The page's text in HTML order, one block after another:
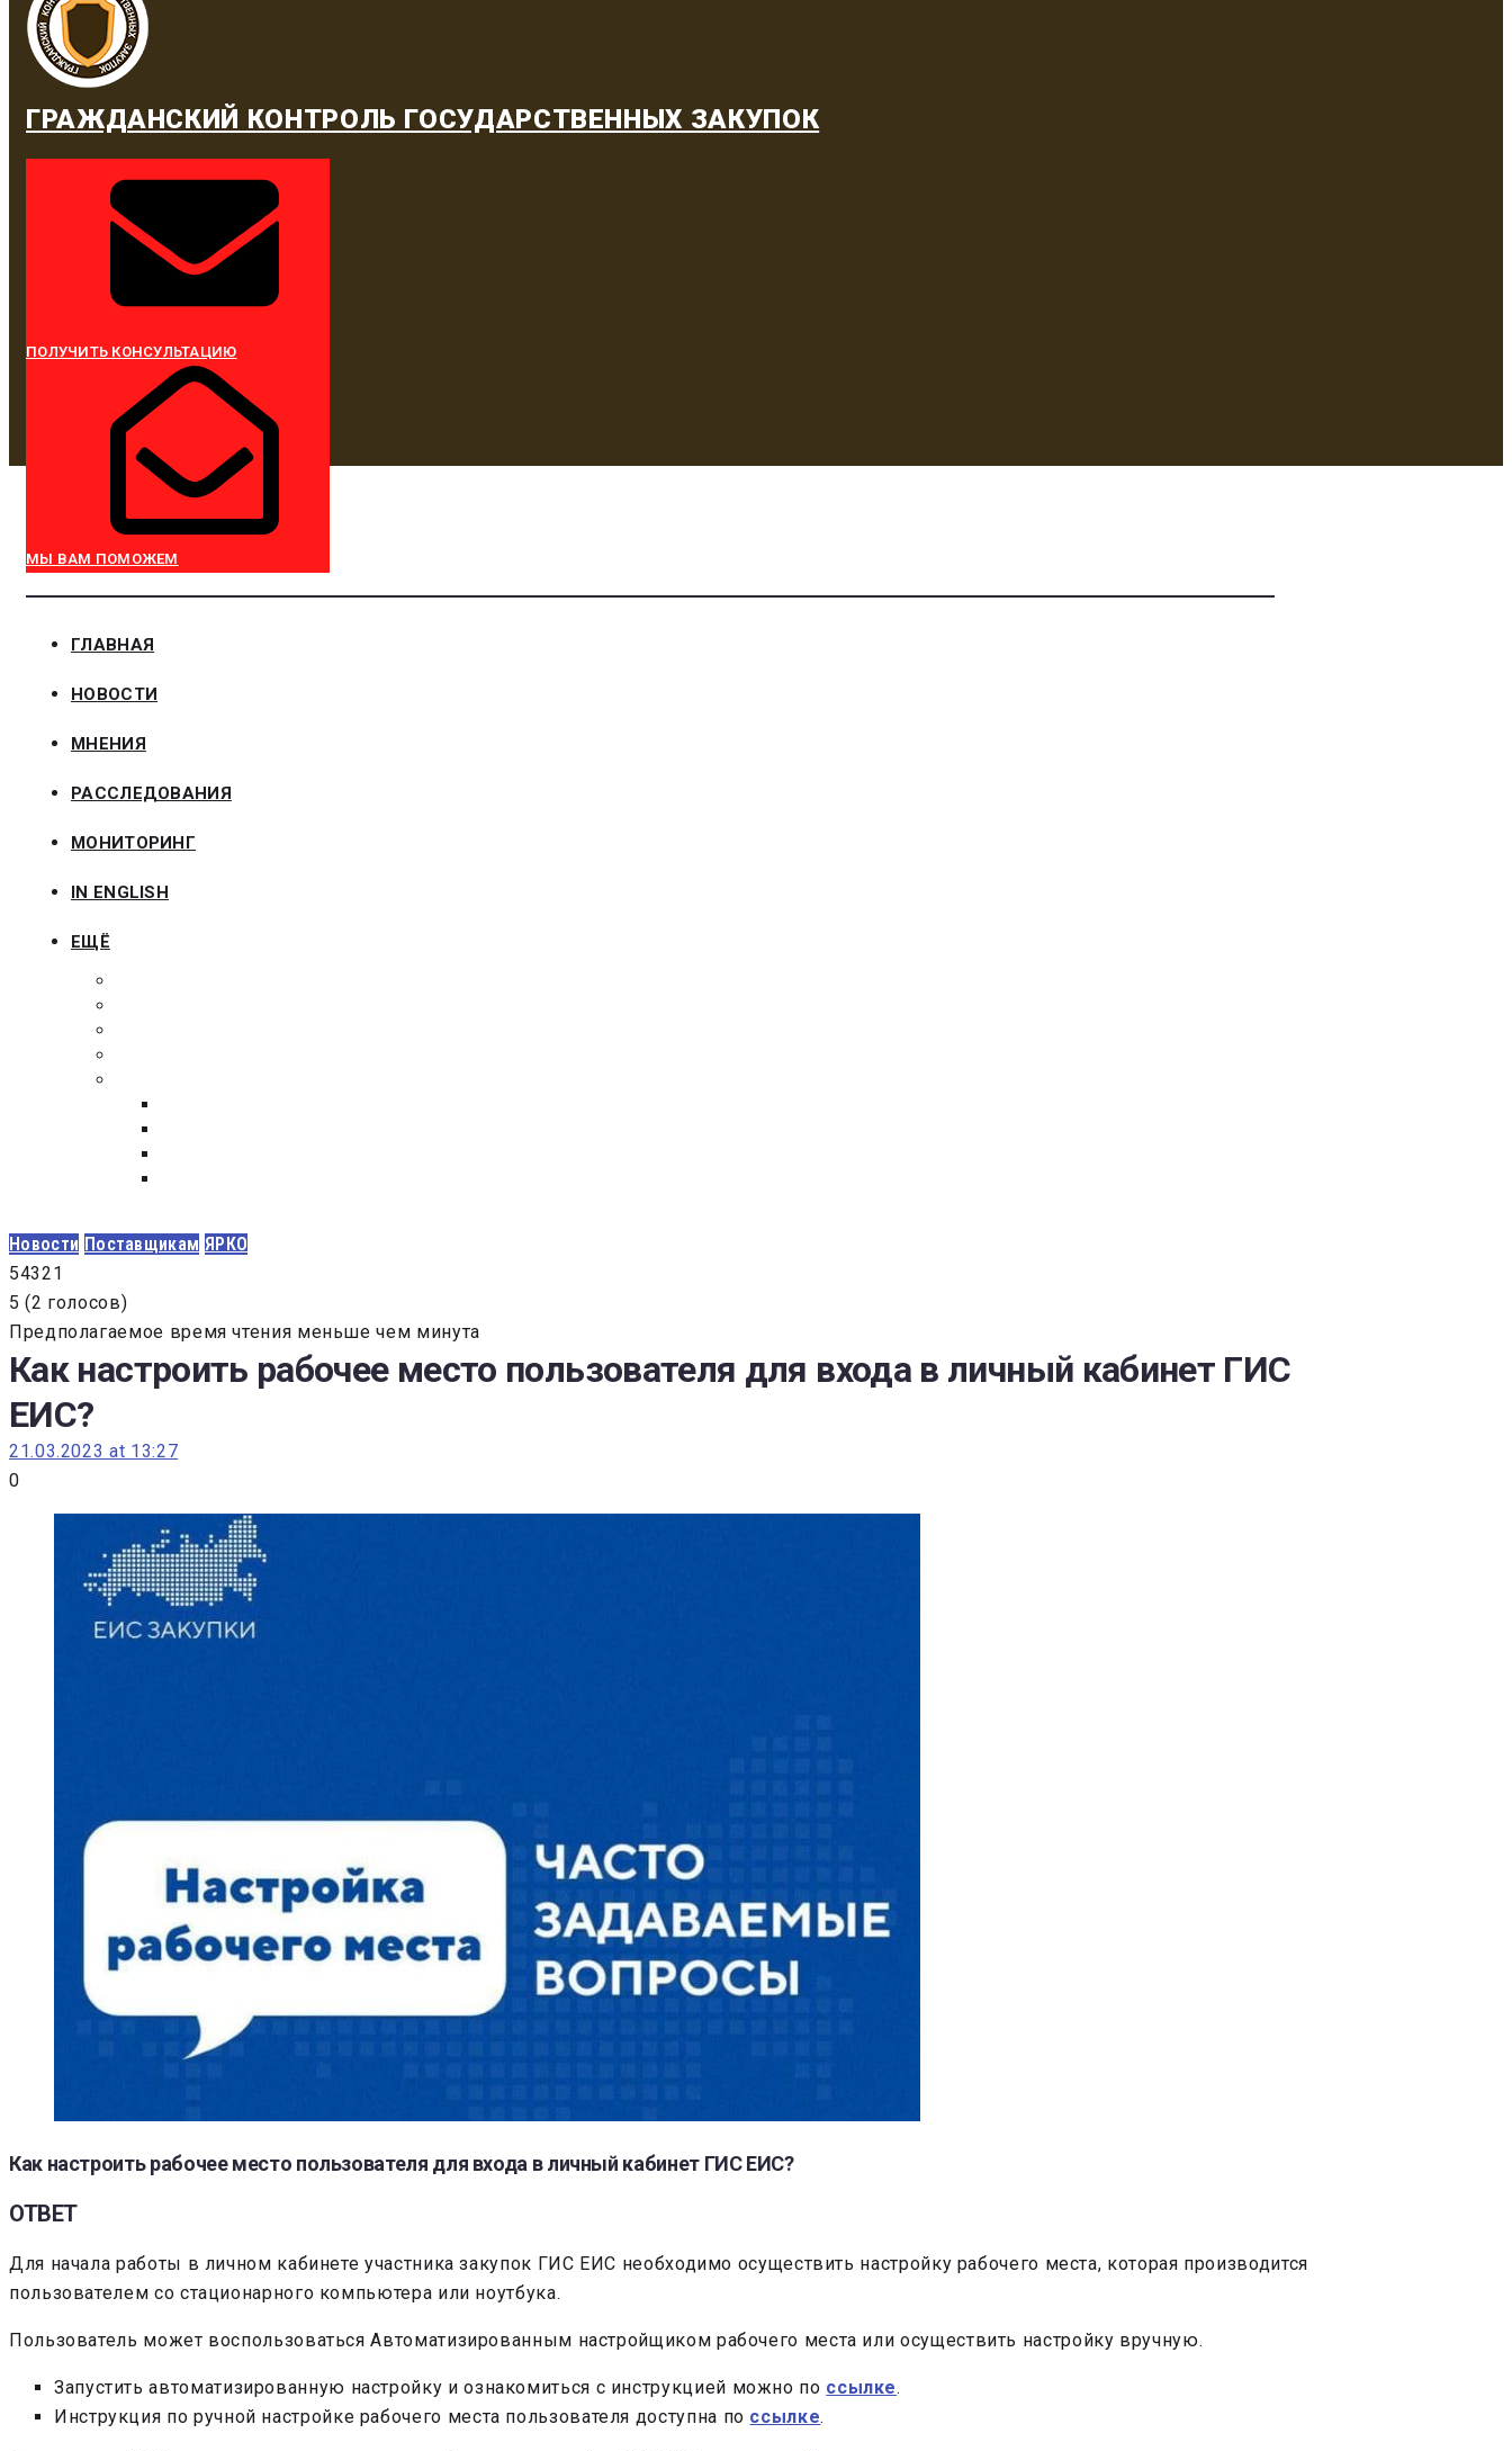
ГРАЖДАНСКИЙ КОНТРОЛЬ ГОСУДАРСТВЕННЫХ ЗАКУПОК
ПОЛУЧИТЬ КОНСУЛЬТАЦИЮ
МЫ ВАМ ПОМОЖЕМ
ГЛАВНАЯ
НОВОСТИ
МНЕНИЯ
РАССЛЕДОВАНИЯ
МОНИТОРИНГ
IN ENGLISH
ЕЩЁ
Новости Поставщикам ЯРКО
54321
5 (2 голосов)
Предполагаемое время чтения меньше чем минута
Как настроить рабочее место пользователя для входа в личный кабинет ГИС
ЕИС?
21.03.2023 at 13:27
0
Как настроить рабочее место пользователя для входа в личный кабинет ГИС ЕИС?
ОТВЕТ
Для начала работы в личном кабинете участника закупок ГИС ЕИС необходимо осуществить настройку рабочего места, которая производится
пользователем со стационарного компьютера или ноутбука.
Пользователь может воспользоваться Автоматизированным настройщиком рабочего места или осуществить настройку вручную.
Запустить автоматизированную настройку и ознакомиться с инструкцией можно по ссылке.
Инструкция по ручной настройке рабочего места пользователя доступна по ссылке.